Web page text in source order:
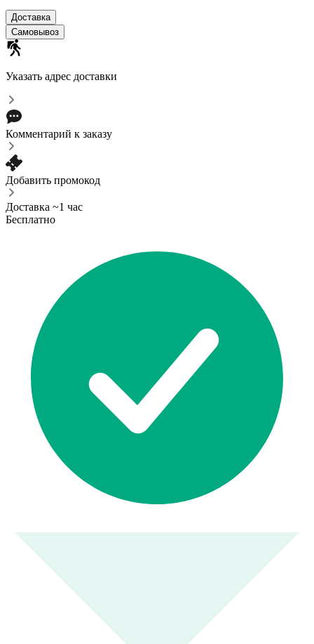
Доставка
Самовывоз
Указать адрес доставки
Комментарий к заказу
Добавить промокод
Доставка ~1 час
Бесплатно